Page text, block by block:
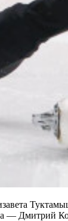
— Дмитрий